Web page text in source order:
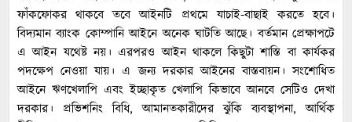
ফাঁকফোকর থাকবে তবে আইনটি প্রথমে যাচাই-বাছাই করতে হবে।
বিদ্যমান ব্যাংক কোম্পানি আইনে অনেক ঘাটতি আছে। বর্তমান প্রেক্ষাপটে
এ আইন যথেষ্ট নয়। এরপরও আইন থাকলে কিছুটা শাস্তি বা কার্যকর
পদক্ষেপ নেওয়া যায়। এ জন্য দরকার আইনের বাস্তবায়ন। সংশোধিত
আইনে ঋণখেলাপি এবং ইচ্ছাকৃত খেলাপি কিভাবে আনবে সেটিও দেখা
দরকার। প্রভিশনিং বিধি, আমানতকারীদের ঝুঁকি ব্যবস্থাপনা, আর্থিক